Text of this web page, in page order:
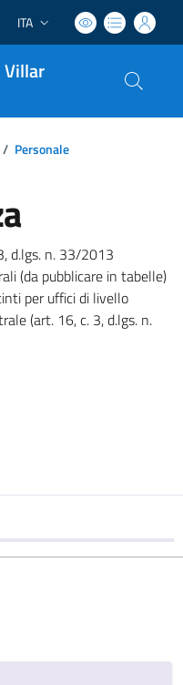
Lingua attiva:
ITA
Villar
/ Personale
d.lgs. n. 33/2013
(da pubblicare in tabelle)
per uffici di livello
(art. 16, c. 3, d.lgs. n.